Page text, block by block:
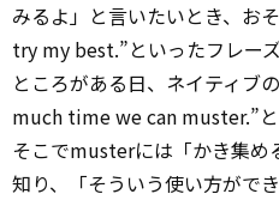
みるよ」と言いたいとき、お
try my best.”といったフレー
ところがある日、ネイティブ
much time we can muster.”と
そこでmusterには「かき集め
知り、「そういう使い方がで